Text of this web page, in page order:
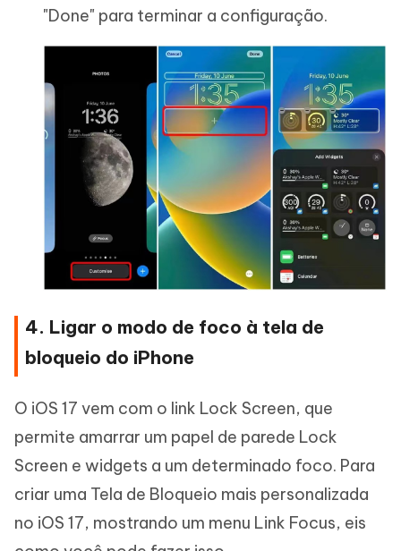
"Done" para terminar a configuração.
4. Ligar o modo de foco à tela de
bloqueio do iPhone
O iOS 17 vem com o link Lock Screen, que
permite amarrar um papel de parede Lock
Screen e widgets a um determinado foco. Para
criar uma Tela de Bloqueio mais personalizada
no iOS 17, mostrando um menu Link Focus, eis